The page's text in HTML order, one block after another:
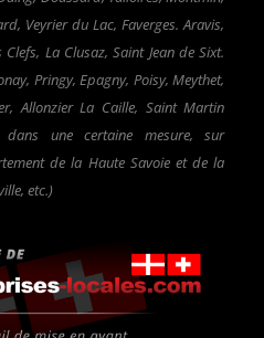
Veyrier du Lac, Faverges. Aravis,
Clefs, La Clusaz, Saint Jean de Sixt.
Pringy, Epagny, Poisy, Meythet,
Allonzier La Caille, Saint Martin
dans une certaine mesure, sur
de la Haute Savoie et de la
etc.)